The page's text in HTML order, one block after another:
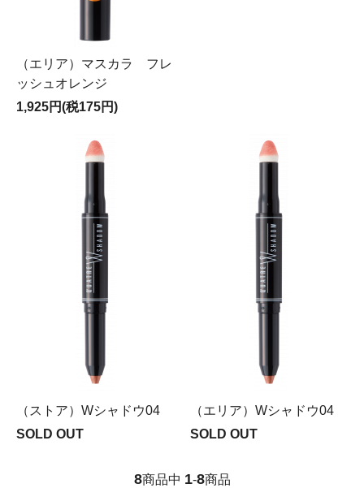
（エリア）マスカラ フレ
ッシュオレンジ
1,925円(税175円)
（ストア）Wシャドウ04
SOLD OUT
（エリア）Wシャドウ04
SOLD OUT
8商品中 1-8商品